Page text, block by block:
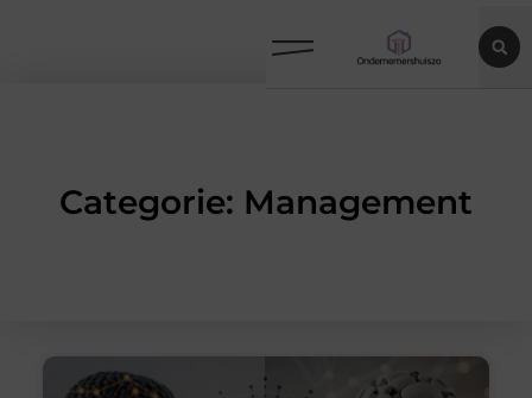
Categorie: Management